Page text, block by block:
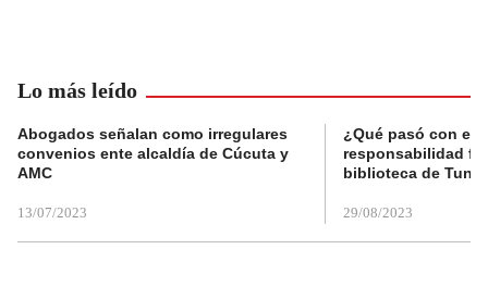
Lo más leído
Abogados señalan como irregulares
convenios ente alcaldía de Cúcuta y
AMC
13/07/2023
¿Qué pasó con el
responsabilidad
biblioteca de
29/08/2023